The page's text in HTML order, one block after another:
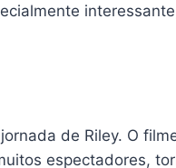
de Riley. O
espectadores,